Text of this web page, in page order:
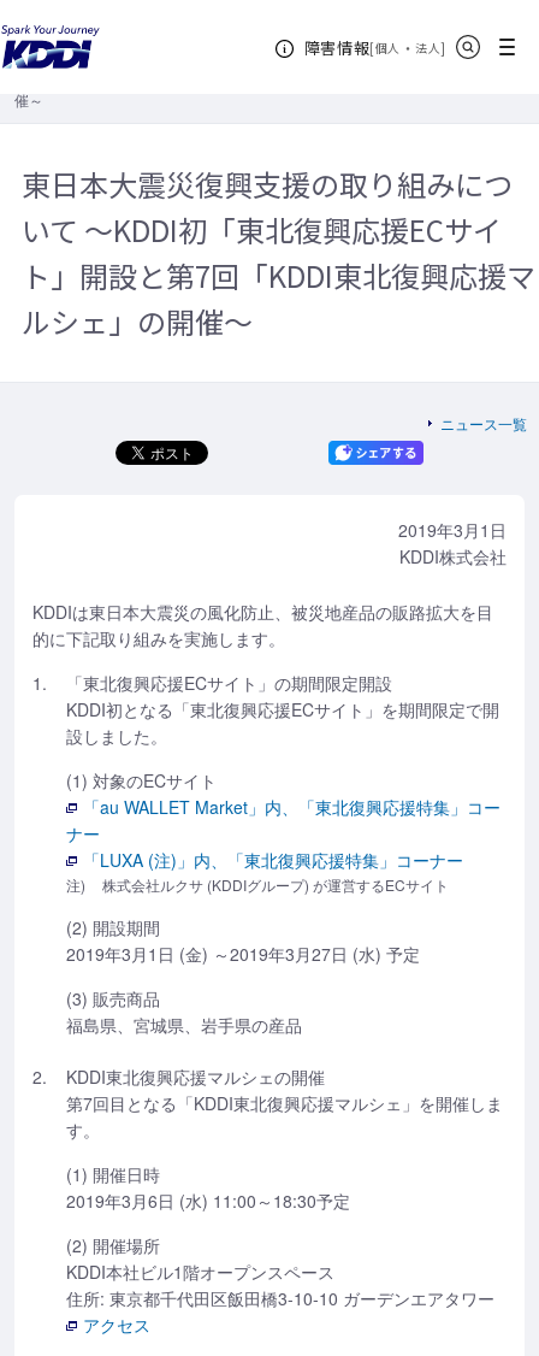
障害情報[個人 ・ 法人新規ウィンドウ
]
メニュー
KDDIホーム
ース
2019年
東日本大震災復興支援の取り組みについて ～KDDI初
「東北復興応援ECサイト」開設と第7回「KDDI東北復興応援マルシェ」の開
催～
東日本大震災復興支援の取り組みにつ
いて ～KDDI初「東北復興応援ECサイ
ト」開設と第7回「KDDI東北復興応援マ
ルシェ」の開催～
ニュース一覧
2019年3月1日
KDDI株式会社
KDDIは東日本大震災の風化防止、被災地産品の販路拡大を目
的に下記取り組みを実施します。
1.
「東北復興応援ECサイト」の期間限定開設
KDDI初となる「東北復興応援ECサイト」を期間限定で開
設しました。
(1) 対象のECサイト
「au WALLET Market」内、「東北復興応援特集」コー
ナー
「LUXA (注)」内、「東北復興応援特集」コーナー
注) 株式会社ルクサ (KDDIグループ) が運営するECサイト
(2) 開設期間
2019年3月1日 (金) ～2019年3月27日 (水) 予定
(3) 販売商品
福島県、宮城県、岩手県の産品
2.
KDDI東北復興応援マルシェの開催
第7回目となる「KDDI東北復興応援マルシェ」を開催しま
す。
(1) 開催日時
2019年3月6日 (水) 11:00～18:30予定
(2) 開催場所
KDDI本社ビル1階オープンスペース
住所: 東京都千代田区飯田橋3-10-10 ガーデンエアタワー
アクセス